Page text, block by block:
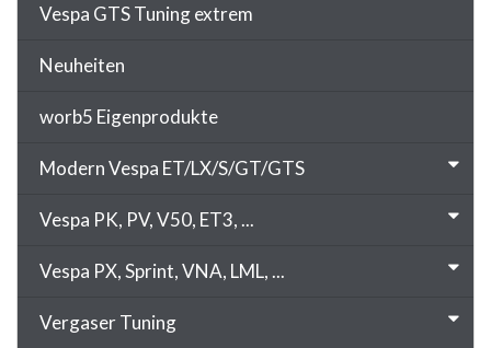
Vespa GTS Tuning extrem
Neuheiten
worb5 Eigenprodukte
Modern Vespa ET/LX/S/GT/GTS
Vespa PK, PV, V50, ET3, ...
Vespa PX, Sprint, VNA, LML, ...
Vergaser Tuning